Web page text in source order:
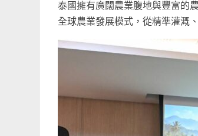
泰國擁有廣闊農業腹地與豐富的
全球農業發展模式，從精準灌溉